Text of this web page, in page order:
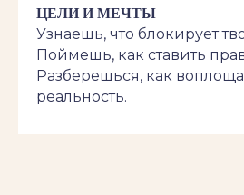
ЦЕЛИ И МЕЧТЫ
Узнаешь, что блокирует
Поймешь, как ставить
Разберешься, как
реальность.